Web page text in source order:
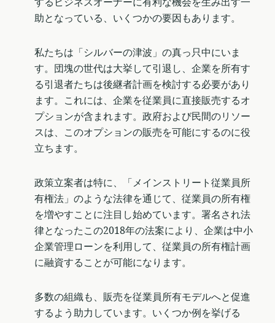
助となっている、いくつかの要因もあります。
私たちは「シルバーの津波」の真っ只中にいま
す。団塊の世代は大挙して引退し、企業を所有す
る引退者たちは後継者計画を検討する必要があり
ます。これには、企業を従業員に直接販売するオ
プションが含まれます。政府および民間のリソー
スは、このオプションの販売を可能にするのに役
立ちます。
政策立案者は特に、「メインストリート従業員所
有権法」のような法律を通じて、従業員の所有権
を増やすことに注目し始めています。署名され法
律となったこの2018年の法案により、企業は中小
企業管理ローンを利用して、従業員の所有権計画
に融資することが可能になります。
多数の組織も、販売を従業員所有モデルへと促進
するよう助力しています。いくつか例を挙げる